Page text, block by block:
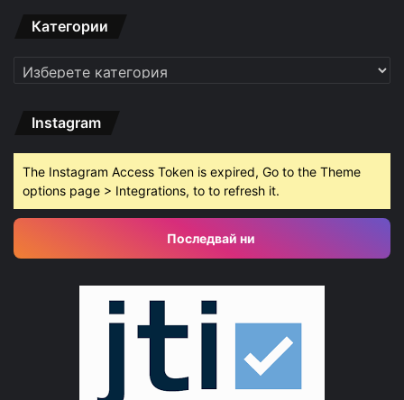
Категории
Категории
Instagram
The Instagram Access Token is expired, Go to the Theme
options page > Integrations, to to refresh it.
Последвай ни